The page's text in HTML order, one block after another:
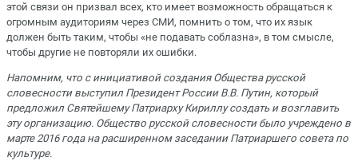
этой связи он призвал всех, кто имеет возможность обращаться к
огромным аудиториям через СМИ, помнить о том, что их язык
должен быть таким, чтобы «не подавать соблазна», в том смысле,
чтобы другие не повторяли их ошибки.
Напомним, что с инициативой создания Общества русской
словесности выступил Президент России В.В. Путин, который
предложил Святейшему Патриарху Кириллу создать и возглавить
эту организацию. Общество русской словесности было учреждено в
марте 2016 года на расширенном заседании Патриаршего совета по
культуре.